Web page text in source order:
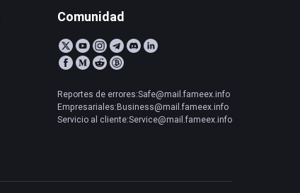
Comunidad
Reportes de errores:Safe@mail.fameex.info
Empresariales:Business@mail.fameex.info
Servicio al cliente:Service@mail.fameex.info